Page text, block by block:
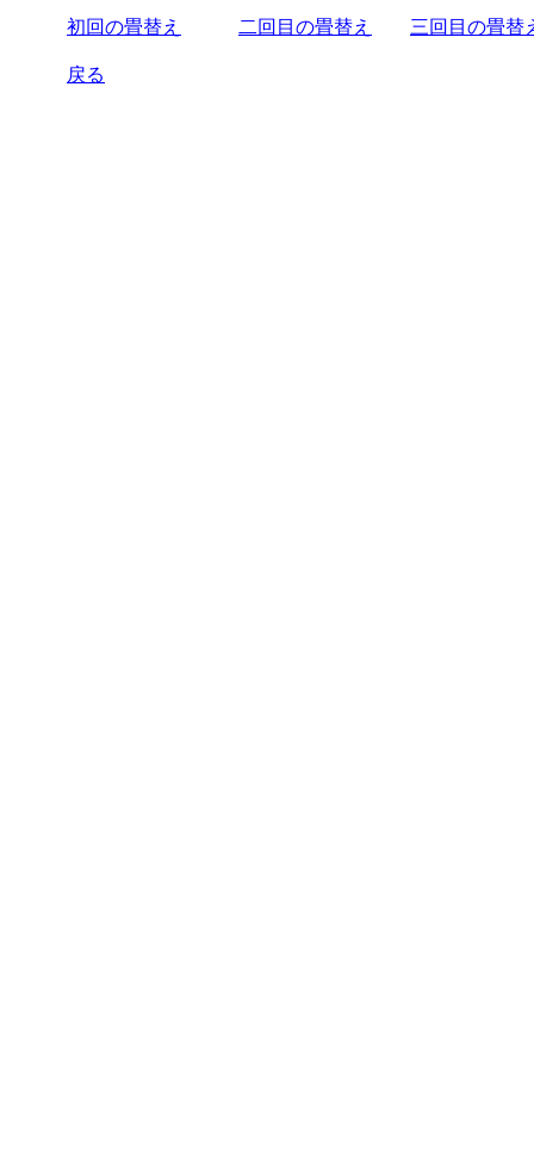
初回の畳替え 二回目の畳替え 三回目の畳替
戻る